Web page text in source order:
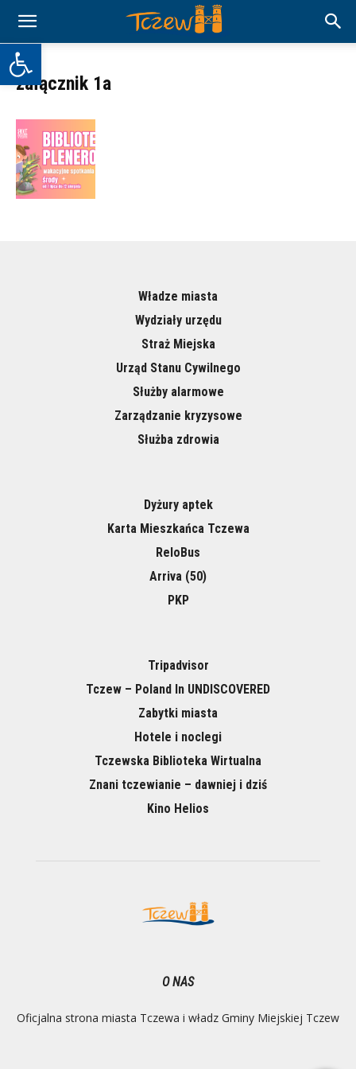
Otwórz pasek narzędzi
załącznik 1a
Władze miasta
Wydziały urzędu
Straż Miejska
Urząd Stanu Cywilnego
Służby alarmowe
Zarządzanie kryzysowe
Służba zdrowia
Dyżury aptek
Karta Mieszkańca Tczewa
ReloBus
Arriva (50)
PKP
Tripadvisor
Tczew – Poland In UNDISCOVERED
Zabytki miasta
Hotele i noclegi
Tczewska Biblioteka Wirtualna
Znani tczewianie – dawniej i dziś
Kino Helios
O NAS
Oficjalna strona miasta Tczewa i władz Gminy Miejskiej Tczew